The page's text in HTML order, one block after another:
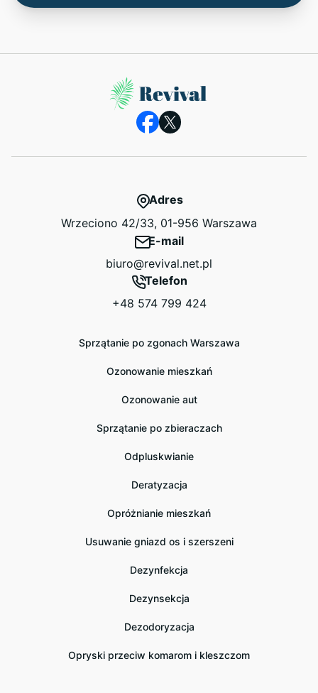
Adres
Wrzeciono 42/33, 01-956 Warszawa
E-mail
biuro@revival.net.pl
Telefon
+48 574 799 424
Sprzątanie po zgonach Warszawa
Ozonowanie mieszkań
Ozonowanie aut
Sprzątanie po zbieraczach
Odpluskwianie
Deratyzacja
Opróżnianie mieszkań
Usuwanie gniazd os i szerszeni
Dezynfekcja
Dezynsekcja
Dezodoryzacja
Opryski przeciw komarom i kleszczom